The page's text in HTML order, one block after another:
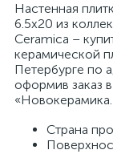
Настенная
6.5x20 из
Ceramica –
керамической
Петербурге по
оформив заказ
Страна